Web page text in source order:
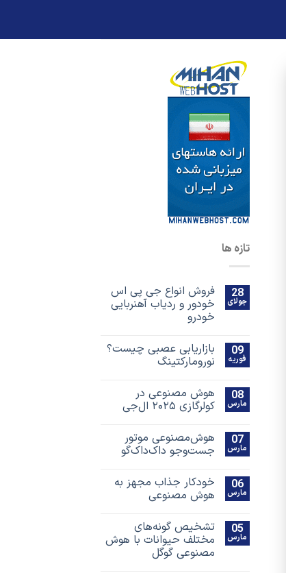
تازه ها
28
جولای
فروش انواع جی پی اس
خودور و ردیاب آهنربایی
خودرو
09
فوریه
بازاریابی عصبی چیست؟
نورومارکتینگ
08
مارس
هوش مصنوعی در
کولرگازی ۲۰۲۵ ال‌جی
07
مارس
هوش‌مصنوعی موتور
جست‌و‌جو داک‌داک‌گو
06
مارس
خودکار جذاب مجهز به
هوش مصنوعی
05
مارس
تشخیص گونه‌های
مختلف حیوانات با هوش
مصنوعی گوگل